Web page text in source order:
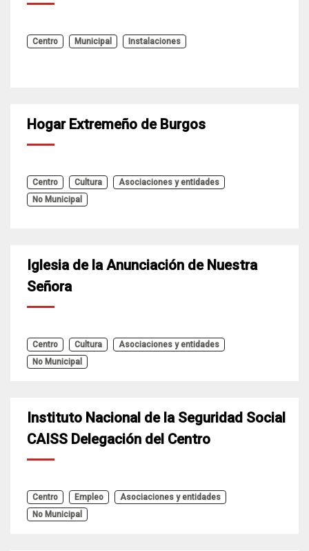
Centro Municipal Instalaciones
Hogar Extremeño de Burgos
Centro Cultura
Asociaciones y entidades
No Municipal
Iglesia de la Anunciación de Nuestra
Señora
Centro Cultura
Asociaciones y entidades
No Municipal
Instituto Nacional de la Seguridad Social
CAISS Delegación del Centro
Centro Empleo
Asociaciones y entidades
No Municipal